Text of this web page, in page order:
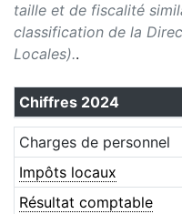
taille et de fiscalité
classification de la
Locales)..
Chiffres 2024
Charges de personnel
Impôts locaux
Résultat comptable